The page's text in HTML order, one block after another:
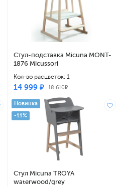
Стул-подставка Micuna MONT-
1876 Micussori
Кол-во расцветок: 1
14 999 ₽ 18 610₽
Новинка
-11%
Стул Micuna TROYA
waterwood/grey